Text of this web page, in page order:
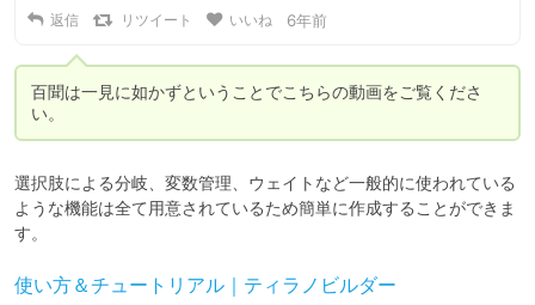
返信 リツイート いいね 6年前
百聞は一見に如かずということでこちらの動画をご覧くださ
い。
選択肢による分岐、変数管理、ウェイトなど一般的に使われている
ような機能は全て用意されているため簡単に作成することができま
す。
使い方＆チュートリアル｜ティラノビルダー